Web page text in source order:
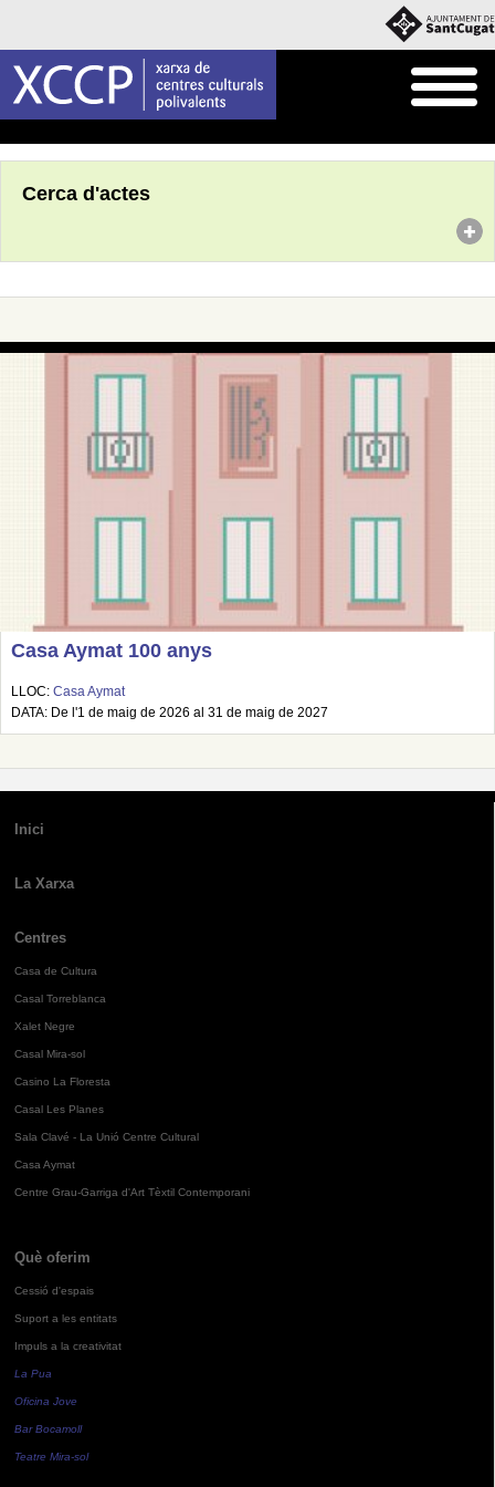
Cerca d'actes
Casa Aymat 100 anys
LLOC: Casa Aymat
DATA: De l'1 de maig de 2026 al 31 de maig de 2027
Inici
La Xarxa
Centres
Casa de Cultura
Casal Torreblanca
Xalet Negre
Casal Mira-sol
Casino La Floresta
Casal Les Planes
Sala Clavé - La Unió Centre Cultural
Casa Aymat
Centre Grau-Garriga d'Art Tèxtil Contemporani
Què oferim
Cessió d'espais
Suport a les entitats
Impuls a la creativitat
La Pua
Oficina Jove
Bar Bocamoll
Teatre Mira-sol